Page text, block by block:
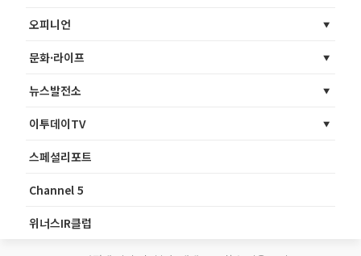
오피니언
문화·라이프
뉴스발전소
이투데이TV
스페셜리포트
Channel 5
위너스IR클럽